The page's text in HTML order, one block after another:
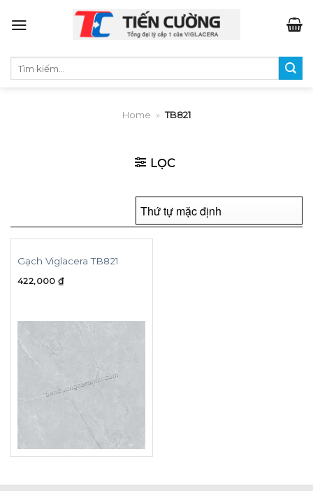
Home » TB821
LỌC
Gạch Viglacera TB821
422,000₫